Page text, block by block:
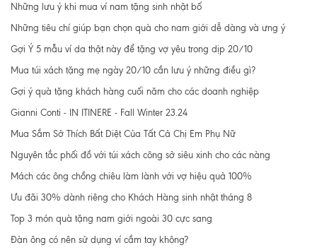
Những lưu ý khi mua ví nam tặng sinh nhật bố
Những tiêu chí giúp bạn chọn quà cho nam giới dễ dàng và ưng ý
Gợi Ý 5 mẫu ví da thật này để tặng vợ yêu trong dịp 20/10
Mua túi xách tặng mẹ ngày 20/10 cần lưu ý những điều gì?
Gợi ý quà tặng khách hàng cuối năm cho các doanh nghiệp
Gianni Conti - IN ITINERE - Fall Winter 23.24
Mua Sắm Sở Thích Bất Diệt Của Tất Cả Chị Em Phụ Nữ
Nguyên tắc phối đồ với túi xách công sở siêu xinh cho các nàng
Mách các ông chồng chiêu làm lành với vợ hiệu quả 100%
Ưu đãi 30% dành riêng cho Khách Hàng sinh nhật tháng 8
Top 3 món quà tặng nam giới ngoài 30 cực sang
Đàn ông có nên sử dụng ví cầm tay không?